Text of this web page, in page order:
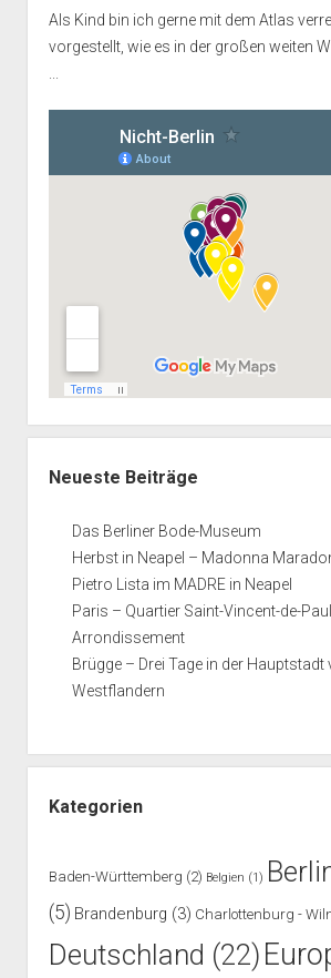
Als Kind bin ich gerne mit dem Atlas
vorgestellt, wie es in der großen weiten
Neueste Beiträge
Das Berliner Bode-Museum
Herbst in Neapel – Madonna
Pietro Lista im MADRE in Neapel
Paris – Quartier Saint-Vincent-de-
Arrondissement
Brügge – Drei Tage in der Hauptstadt
Westflandern
Kategorien
Baden-Württemberg (2) Belgien (1)
(5) Brandenburg (3) Charlottenburg -
Deutschland (22)